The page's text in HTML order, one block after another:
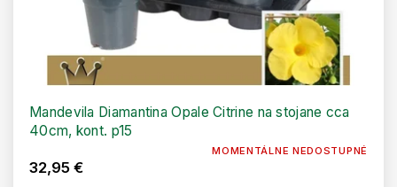
Mandevila Diamantina Opale Citrine na stojane cca
40cm, kont. p15
MOMENTÁLNE NEDOSTUPNÉ
32,95 €